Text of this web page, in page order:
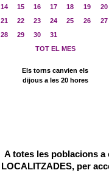
14
15 16 17 18 19
20
21
22 23 24 25 26
27
28
29 30
31
TOT EL MES
Els torns canvien els
dijous a les 20 hores
A totes les poblacions a
LOCALITZADES, per